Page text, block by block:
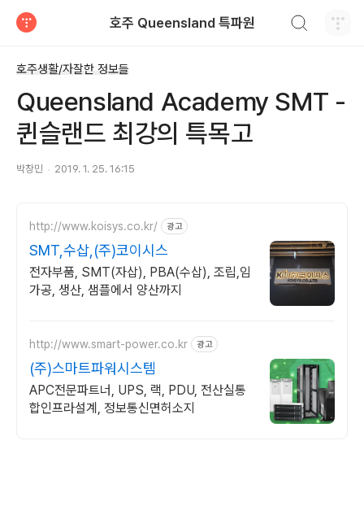
호주 Queensland 특파원
호주생활/자잘한 정보들
Queensland Academy SMT -
퀸슬랜드 최강의 특목고
박창민 2019. 1. 25. 16:15
http://www.koisys.co.kr/ 광고
SMT,수삽,(주)코이시스
전자부품, SMT(자삽), PBA(수삽), 조립,임
가공, 생산, 샘플에서 양산까지
http://www.smart-power.co.kr 광고
(주)스마트파워시스템
APC전문파트너, UPS, 랙, PDU, 전산실통
합인프라설계, 정보통신면허소지